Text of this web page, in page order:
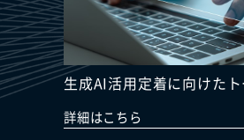
生成AI活用定着に向けた
詳細はこちら